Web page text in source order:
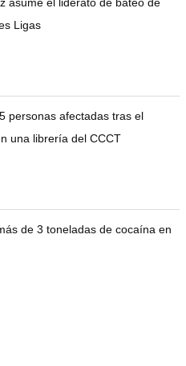
Ligas
personas afectadas tras el
una librería del CCCT
de 3 toneladas de cocaína en